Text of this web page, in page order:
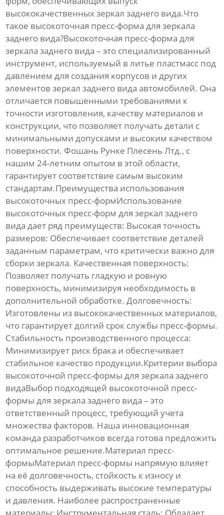
высококачественных зеркал заднего вида.Что
такое высокоточная пресс-форма для зеркала
заднего вида?Высокоточная пресс-форма для
зеркала заднего вида – это специализированный
инструмент, используемый в литье пластмасс под
давлением для создания корпусов и других
элементов зеркал заднего вида автомобилей. Она
отличается повышенными требованиями к
точности изготовления, качеству материалов и
конструкции, что позволяет получать детали с
минимальными допусками и высоким качеством
поверхности. Фошань Рунке Плесень Лтд., с
нашим 24-летним опытом в этой области,
гарантирует соответствие самым высоким
стандартам.Преимущества использования
высокоточных пресс-формИспользование
высокоточных пресс-форм для зеркал заднего
вида дает ряд преимуществ: Высокая точность
размеров: Обеспечивает соответствие деталей
заданным параметрам, что критически важно для
сборки зеркала. Качественная поверхность:
Позволяет получать гладкую и ровную
поверхность, минимизируя необходимость в
дополнительной обработке.Долговечность:
Изготовлены из высококачественных материалов,
что гарантирует долгий срок службы пресс-формы.
Стабильность производственного процесса:
Минимизирует риск брака и обеспечивает
стабильное качество продукции.Критерии выбора
высокоточной пресс-формы для зеркала заднего
видаВыбор подходящей высокоточной пресс-
формы для зеркала заднего вида – это
ответственный процесс, требующий учета
множества факторов. Наша инновационная
команда разработчиков всегда готова предложить
оптимальное решение.Материал пресс-
формыМатериал пресс-формы напрямую влияет
на её долговечность, стойкость к износу и
способность выдерживать высокие температуры
и давления. Наиболее распространенные